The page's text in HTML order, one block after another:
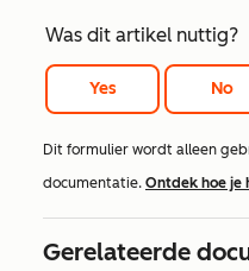
Was dit artikel nuttig?
Yes No
Dit formulier wordt alleen
documentatie. Ontdek hoe je
Gerelateerde